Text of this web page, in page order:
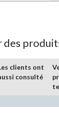
clients ont
consulté